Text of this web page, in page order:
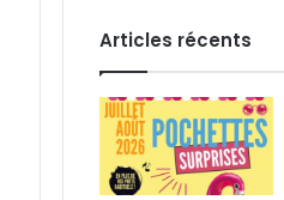
Articles récents